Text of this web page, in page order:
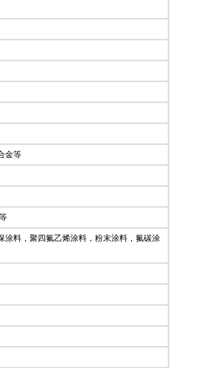
金等
涂料，聚四氟乙烯涂料，粉末涂料，氟碳涂